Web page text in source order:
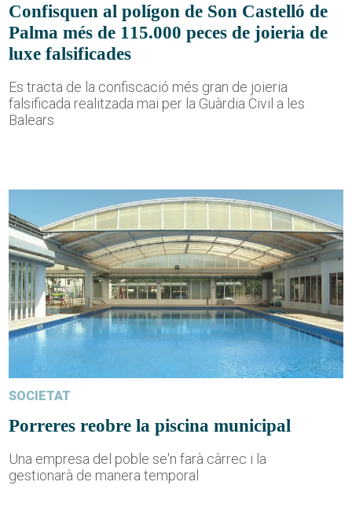
Confisquen al polígon de Son Castelló de
Palma més de 115.000 peces de joieria de
luxe falsificades
Es tracta de la confiscació més gran de joieria
falsificada realitzada mai per la Guàrdia Civil a les
Balears
SOCIETAT
Porreres reobre la piscina municipal
Una empresa del poble se'n farà càrrec i la
gestionarà de manera temporal